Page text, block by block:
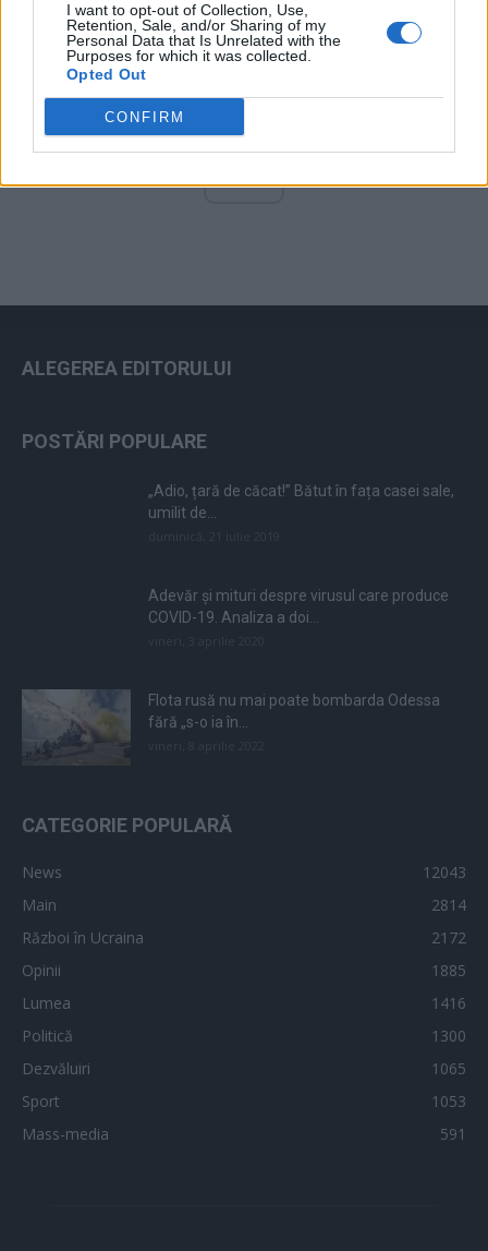
I want to opt-out of Collection, Use,
Retention, Sale, and/or Sharing of my
Personal Data that Is Unrelated with the
Purposes for which it was collected.
Opted Out
CONFIRM
ad
ALEGEREA EDITORULUI
POSTĂRI POPULARE
„Adio, țară de căcat!” Bătut în fața casei sale,
umilit de...
Adevăr și mituri despre virusul care produce
COVID-19. Analiza a doi...
Flota rusă nu mai poate bombarda Odessa
fără „s-o ia în...
CATEGORIE POPULARĂ
News
12043
Main
2814
Război în Ucraina
2172
Opinii
1885
Lumea
1416
Politică
1300
Dezvăluiri
1065
Sport
1053
Mass-media
591